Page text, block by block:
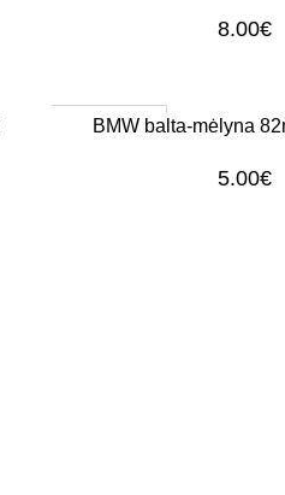
8.00€
1–3 d. d.
Į KREPŠELĮ
BMW balta-mėlyna
5.00€